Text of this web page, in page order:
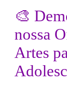
🎨
nossa
Artes